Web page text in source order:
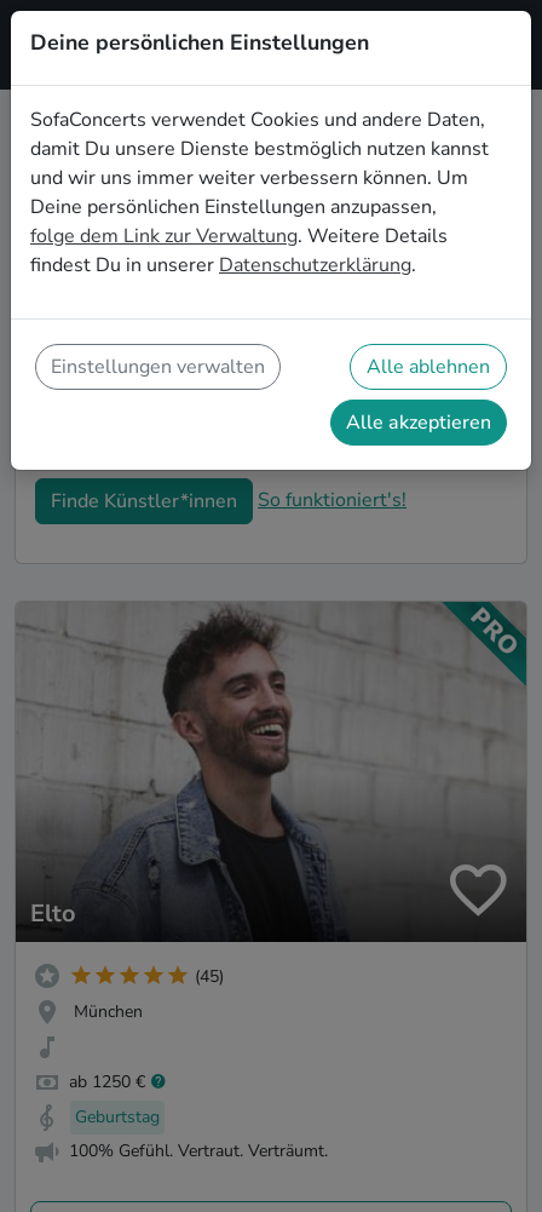
Registrieren
Pop Live-Musik für den 50.
Geburtstag in München
Schon wieder ist ein Jahrzehnt vergangen und Dein
nächster runder Geburtstag steht an? Ein Konzert ist
auf eine ganz besondere Art und Weise zu feiern. Ob
kleine Gartenparty oder Feier mit der ganzen
Nachbarschaft: Auf SofaConcerts findest Du tolle Pop
Live-Acts, die perfekt zu Deiner 50. Geburtstagsfeier
Finde Künstler*innen So funktioniert's!
Elto
(45)
München
ab 1250 €
Geburtstag
100% Gefühl. Vertraut. Verträumt.
Deine persönlichen Einstellungen
SofaConcerts verwendet Cookies und andere Daten,
damit Du unsere Dienste bestmöglich nutzen kannst
und wir uns immer weiter verbessern können. Um
Deine persönlichen Einstellungen anzupassen,
folge dem Link zur Verwaltung. Weitere Details
findest Du in unserer Datenschutzerklärung.
Einstellungen verwalten Alle ablehnen
Alle akzeptieren